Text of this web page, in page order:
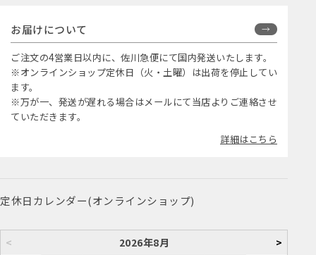
お届けについて
ご注文の4営業日以内に、佐川急便にて国内発送いたします。
※オンラインショップ定休日（火・土曜）は出荷を停止してい
ます。
※万が一、発送が遅れる場合はメールにて当店よりご連絡させ
ていただきます。
詳細はこちら
定休日カレンダー(オンラインショップ)
< 2026年8月 >